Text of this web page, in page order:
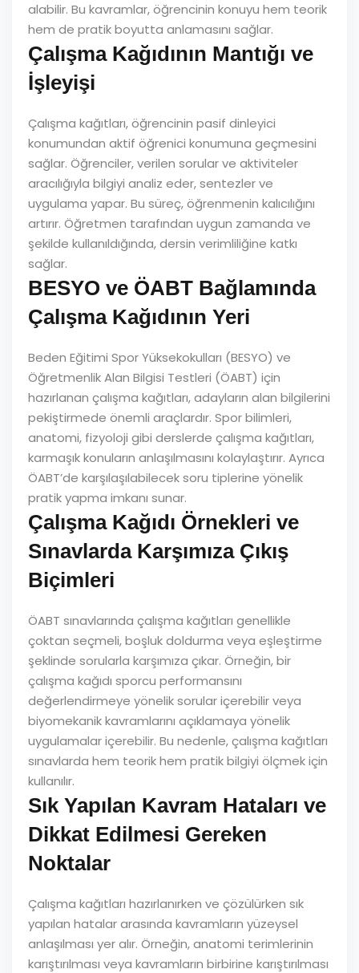
alabilir. Bu kavramlar, öğrencinin konuyu hem teorik
hem de pratik boyutta anlamasını sağlar.
Çalışma Kağıdının Mantığı ve
İşleyişi
Çalışma kağıtları, öğrencinin pasif dinleyici
konumundan aktif öğrenici konumuna geçmesini
sağlar. Öğrenciler, verilen sorular ve aktiviteler
aracılığıyla bilgiyi analiz eder, sentezler ve
uygulama yapar. Bu süreç, öğrenmenin kalıcılığını
artırır. Öğretmen tarafından uygun zamanda ve
şekilde kullanıldığında, dersin verimliliğine katkı
sağlar.
BESYO ve ÖABT Bağlamında
Çalışma Kağıdının Yeri
Beden Eğitimi Spor Yüksekokulları (BESYO) ve
Öğretmenlik Alan Bilgisi Testleri (ÖABT) için
hazırlanan çalışma kağıtları, adayların alan bilgilerini
pekiştirmede önemli araçlardır. Spor bilimleri,
anatomi, fizyoloji gibi derslerde çalışma kağıtları,
karmaşık konuların anlaşılmasını kolaylaştırır. Ayrıca
ÖABT’de karşılaşılabilecek soru tiplerine yönelik
pratik yapma imkanı sunar.
Çalışma Kağıdı Örnekleri ve
Sınavlarda Karşımıza Çıkış
Biçimleri
ÖABT sınavlarında çalışma kağıtları genellikle
çoktan seçmeli, boşluk doldurma veya eşleştirme
şeklinde sorularla karşımıza çıkar. Örneğin, bir
çalışma kağıdı sporcu performansını
değerlendirmeye yönelik sorular içerebilir veya
biyomekanik kavramlarını açıklamaya yönelik
uygulamalar içerebilir. Bu nedenle, çalışma kağıtları
sınavlarda hem teorik hem pratik bilgiyi ölçmek için
kullanılır.
Sık Yapılan Kavram Hataları ve
Dikkat Edilmesi Gereken
Noktalar
Çalışma kağıtları hazırlanırken ve çözülürken sık
yapılan hatalar arasında kavramların yüzeysel
anlaşılması yer alır. Örneğin, anatomi terimlerinin
karıştırılması veya kavramların birbirine karıştırılması